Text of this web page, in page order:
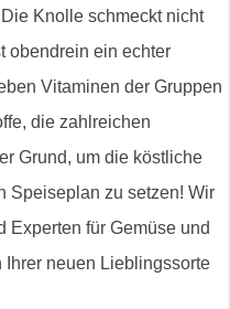
Knolle schmeckt nicht
obendrein ein echter
Vitaminen der Gruppen
die zahlreichen
Grund, um die köstliche
Speiseplan zu setzen! Wir
Experten für Gemüse und
Ihrer neuen Lieblingssorte